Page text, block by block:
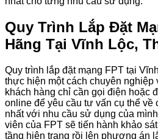
Quy Trình Lắp Đặt
Hãng Tại Vĩnh Lộc,
Quy trình lắp đặt mạng FPT tại
thực hiện một cách chuyên nghiệp
khách hàng chỉ cần gọi điện hoặc
online để yêu cầu tư vấn cụ thể về
nhất với nhu cầu sử dụng của
viên của FPT sẽ tiến hành khảo
tầng hiện trạng rồi lên phương án